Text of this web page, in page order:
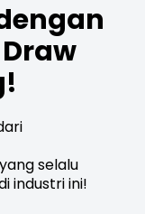
selalu
industri ini!